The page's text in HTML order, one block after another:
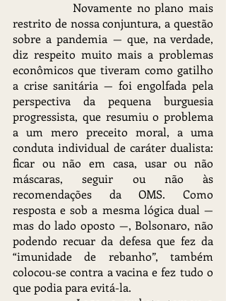
restrito de nossa conjuntura, a questão
sobre a pandemia — que, na verdade,
diz respeito muito mais a problemas
econômicos que tiveram como gatilho
a crise sanitária — foi engolfada pela
perspectiva da pequena burguesia
progressista, que resumiu o problema
a um mero preceito moral, a uma
conduta individual de caráter dualista:
ficar ou não em casa, usar ou não
máscaras, seguir ou não às
recomendações da OMS. Como
resposta e sob a mesma lógica dual —
mas do lado oposto —, Bolsonaro, não
podendo recuar da defesa que fez da
“imunidade de rebanho”, também
colocou-se contra a vacina e fez tudo o
que podia para evitá-la.